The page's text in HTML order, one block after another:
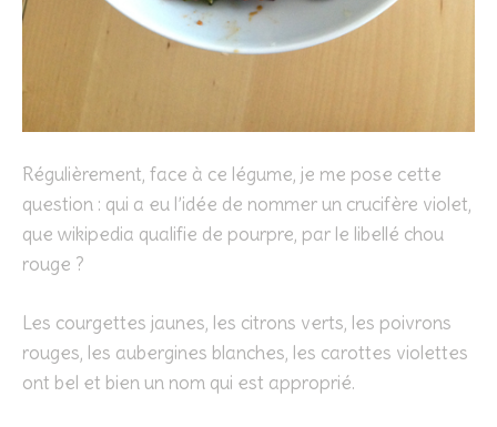
Régulièrement, face à ce légume, je me pose cette
question : qui a eu l’idée de nommer un crucifère violet,
que wikipedia qualifie de pourpre, par le libellé chou
rouge ?
Les courgettes jaunes, les citrons verts, les poivrons
rouges, les aubergines blanches, les carottes violettes
ont bel et bien un nom qui est approprié.